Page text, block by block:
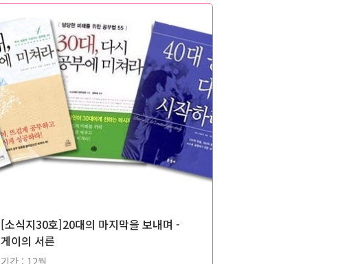
2012년
[소식지30호]20대의 마지막을 보내며 -
게이의 서른